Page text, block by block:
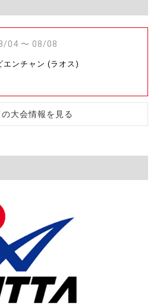
04 〜 08/08
ンチャン (ラオス)
大会情報を見る